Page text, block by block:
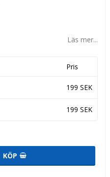
Läs mer...
Pris
199 SEK
199 SEK
KÖP